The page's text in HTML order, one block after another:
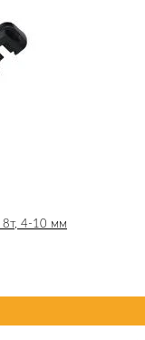
8т, 4-10 мм